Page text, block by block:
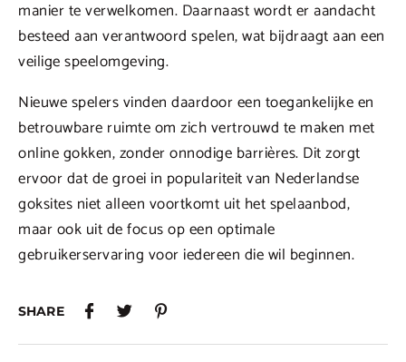
manier te verwelkomen. Daarnaast wordt er aandacht
besteed aan verantwoord spelen, wat bijdraagt aan een
veilige speelomgeving.
Nieuwe spelers vinden daardoor een toegankelijke en
betrouwbare ruimte om zich vertrouwd te maken met
online gokken, zonder onnodige barrières. Dit zorgt
ervoor dat de groei in populariteit van Nederlandse
goksites niet alleen voortkomt uit het spelaanbod,
maar ook uit de focus op een optimale
gebruikerservaring voor iedereen die wil beginnen.
SHARE